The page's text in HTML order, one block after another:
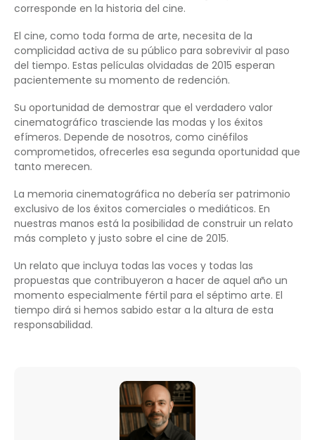
corresponde en la historia del cine.
El cine, como toda forma de arte, necesita de la
complicidad activa de su público para sobrevivir al paso
del tiempo. Estas películas olvidadas de 2015 esperan
pacientemente su momento de redención.
Su oportunidad de demostrar que el verdadero valor
cinematográfico trasciende las modas y los éxitos
efímeros. Depende de nosotros, como cinéfilos
comprometidos, ofrecerles esa segunda oportunidad que
tanto merecen.
La memoria cinematográfica no debería ser patrimonio
exclusivo de los éxitos comerciales o mediáticos. En
nuestras manos está la posibilidad de construir un relato
más completo y justo sobre el cine de 2015.
Un relato que incluya todas las voces y todas las
propuestas que contribuyeron a hacer de aquel año un
momento especialmente fértil para el séptimo arte. El
tiempo dirá si hemos sabido estar a la altura de esta
responsabilidad.